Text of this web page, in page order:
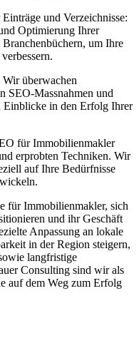
und Verzeichnisse:
Optimierung Ihrer
um Ihre
überwachen
SEO-Massnahmen und
Einblicke in den Erfolg Ihrer
für Immobilienmakler
erprobten Techniken. Wir
auf Ihre Bedürfnisse
für Immobilienmakler, sich
und ihr Geschäft
Anpassung an lokale
in der Region steigern,
langfristige
Consulting sind wir als
auf dem Weg zum Erfolg